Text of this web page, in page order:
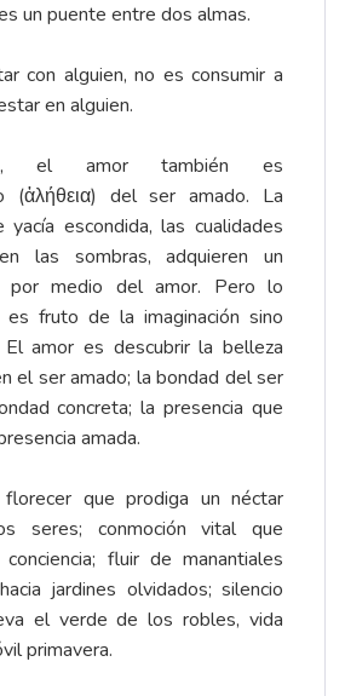
un puente entre dos almas.
con alguien, no es consumir a
en alguien.
el amor también es
(ἀλήθεια) del ser amado. La
yacía escondida, las cualidades
las sombras, adquieren un
por medio del amor. Pero lo
es fruto de la imaginación sino
El amor es descubrir la belleza
el ser amado; la bondad del ser
concreta; la presencia que
amada.
que prodiga un néctar
seres; conmoción vital que
fluir de manantiales
jardines olvidados; silencio
el verde de los robles, vida
primavera.